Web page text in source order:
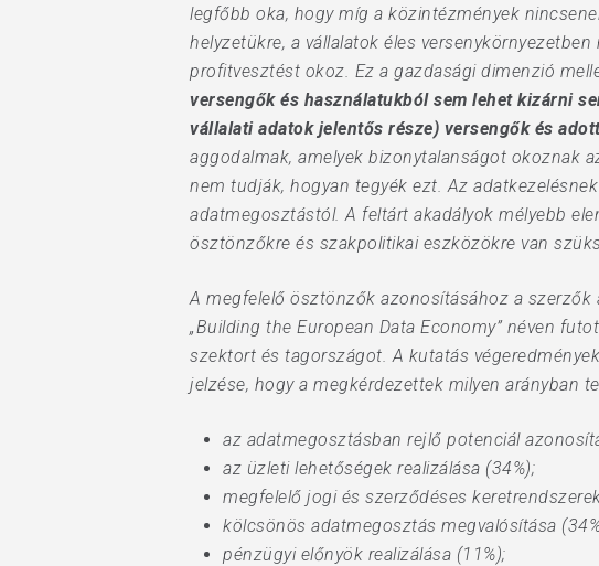
legfőbb oka, hogy míg a közintézmények
helyzetükre, a vállalatok éles
profitvesztést okoz. Ez a gazdasági dimenzió
versengők és használatukból sem lehet kizárni
vállalati adatok jelentős része) versengők és
aggodalmak, amelyek bizonytalanságot okoznak
nem tudják, hogyan tegyék ezt. Az
adatmegosztástól. A feltárt akadályok mélyebb
ösztönzőkre és szakpolitikai eszközökre van
A megfelelő ösztönzők azonosításához a
„Building the European Data Economy” néven
szektort és tagországot. A kutatás
jelzése, hogy a megkérdezettek milyen arányban
az adatmegosztásban rejlő potenciál
az üzleti lehetőségek realizálása (34%);
megfelelő jogi és szerződéses
kölcsönös adatmegosztás megvalósítása
pénzügyi előnyök realizálása (11%);